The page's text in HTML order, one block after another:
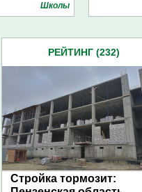
Школы
РЕЙТИНГ (232)
Стройка тормозит: